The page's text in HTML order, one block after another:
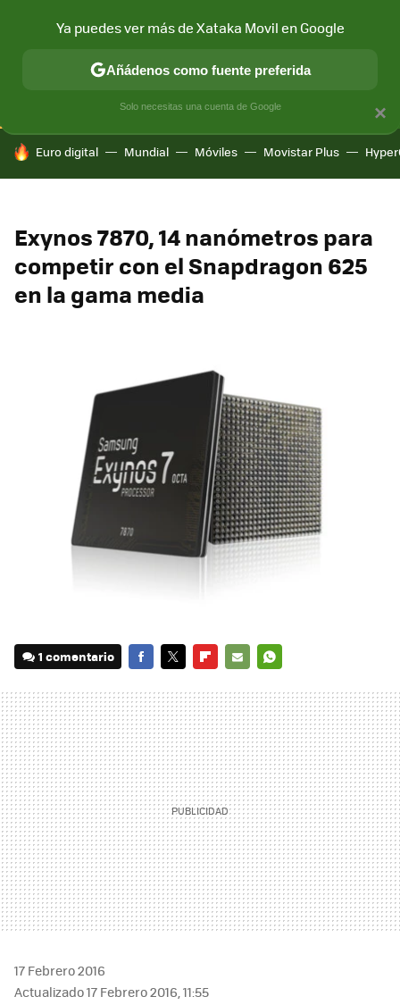
CONECTIVIDAD MÓVIL Y SOCIEDAD APLICACIONES
HOY SE HABLA DE
Euro digital Mundial Móviles Movistar Plus
Exynos 7870, 14 nanómetros para
competir con el Snapdragon 625
en la gama media
1 comentario
MAIL
17 Febrero 2016
Actualizado 17 Febrero 2016, 11:55
×
Ya puedes ver más de Xataka Movil en Google
Añádenos como fuente preferida
Solo necesitas una cuenta de Google